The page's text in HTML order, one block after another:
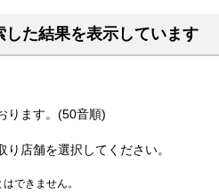
た結果を表示しています
ります。(50音順)
店舗を選択してください。
できません。